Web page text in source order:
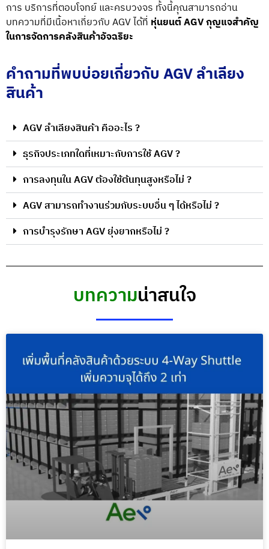
การ บริการที่ตอบโจทย์ และครบวงจร ทั้งนี้คุณสามารถอ่าน
บทความที่มีเนื้อหาเกี่ยวกับ AGV ได้ที่ หุ่นยนต์ AGV กุญแจสำคัญ
ในการจัดการคลังสินค้าอัจฉริยะ
คำถามที่พบบ่อยเกี่ยวกับ AGV ลำเลียง
สินค้า
AGV ลำเลียงสินค้า คืออะไร ?
ธุรกิจประเภทใดที่เหมาะกับการใช้ AGV ?
การลงทุนใน AGV ต้องใช้ต้นทุนสูงหรือไม่ ?
AGV สามารถทำงานร่วมกับระบบอื่น ๆ ได้หรือไม่ ?
การบำรุงรักษา AGV ยุ่งยากหรือไม่ ?
บทความน่าสนใจ